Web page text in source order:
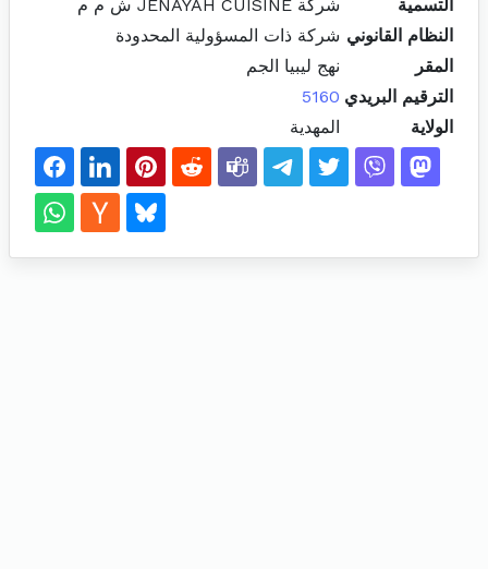
التسمية
شركة JENAYAH CUISINE ش م م
النظام القانوني شركة ذات المسؤولية المحدودة
المقر
نهج ليبيا الجم
الترقيم البريدي 5160
الولاية
المهدية